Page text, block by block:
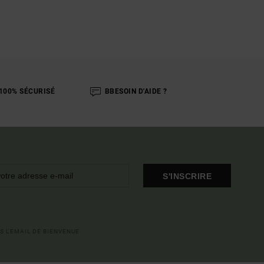
SÉCURISÉ BBESOIN D'AIDE ?
S'INSCRIRE